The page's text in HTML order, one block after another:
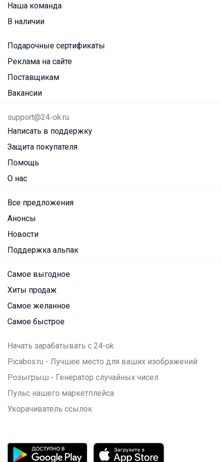
Наша команда
В наличии
Подарочные сертификаты
Реклама на сайте
Поставщикам
Вакансии
support@24-ok.ru
Написать в поддержку
Защита покупателя
Помощь
О нас
Все предложения
Анонсы
Новости
Поддержка альпак
Самое выгодное
Хиты продаж
Самое желанное
Самое быстрое
Начать зарабатывать с 24-ok
Picabox.ru - Лучшее место для ваших изображений
Розыгрыш - Генератор случайных чисел
Пульс нашего маркетплейса
Укорачиватель ссылок